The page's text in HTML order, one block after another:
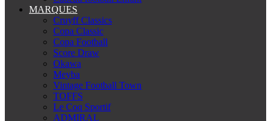
MARQUES
Cruyff Classics
Copa Classic
Copa Football
Score Draw
Okawa
Meyba
Vintage Football Town
TOFFS
Le Coq Sportif
ADMIRAL